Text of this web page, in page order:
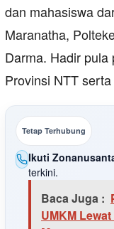
dan mahasiswa
Maranatha,
Darma. Hadir
Provinsi NTT
Tetap Terhubung
Ikuti
terkini.
Baca Juga :
UMKM